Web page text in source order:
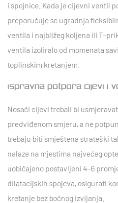
i spojnice. Kada je cijevni ventil
preporučuje se ugradnja
ventila i najbližeg koljena ili T-
ventila izoliralo od momenata
toplinskim kretanjem.
Ispravna potpora cijevi i
Nosači cijevi trebali bi
predviđenom smjeru, a ne
trebaju biti smještena strateški
nalaze na mjestima najvećeg
uobičajeno postavljeni 4–6
dilatacijskih spojeva, osigurati
kretanje bez bočnog izvijanja.